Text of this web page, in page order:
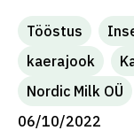
Tööstus
kaerajook
Nordic Milk OÜ
06/10/2022